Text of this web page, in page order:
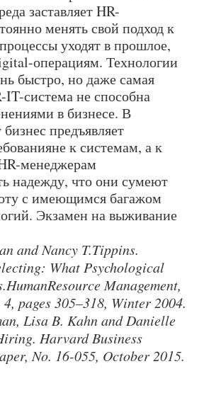
заставляет HR-
менять свой подход к
уходят в прошлое,
операциям. Технологии
быстро, но даже самая
IT-система не способна
в бизнесе. В
предъявляет
к системам, а к
менеджерам
надежду, что они сумеют
с имеющимся багажом
Экзамен на выживание
and Nancy T.Tippins.
What Psychological
Management,
pages 305–318, Winter 2004.
Lisa B. Kahn and Danielle
Harvard Business
No. 16-055, October 2015.